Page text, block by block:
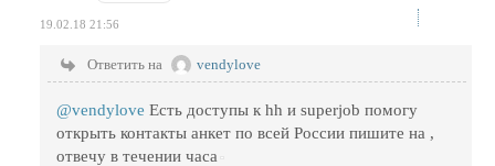
19.02.18 21:56
Ответить на vendylove
@vendylove Есть доступы к hh и superjob помогу
открыть контакты анкет по всей России пишите на ,
отвечу в течении часа